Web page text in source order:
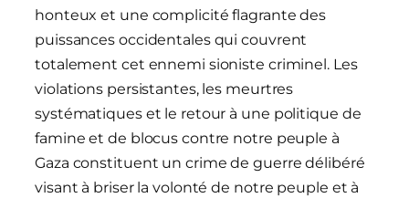
honteux et une complicité flagrante des
puissances occidentales qui couvrent
totalement cet ennemi sioniste criminel. Les
violations persistantes, les meurtres
systématiques et le retour à une politique de
famine et de blocus contre notre peuple à
Gaza constituent un crime de guerre délibéré
visant à briser la volonté de notre peuple et à